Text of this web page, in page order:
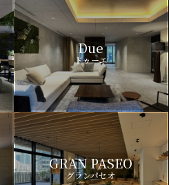
Due
ドゥーエ
GRAN PASEO
グランパセオ